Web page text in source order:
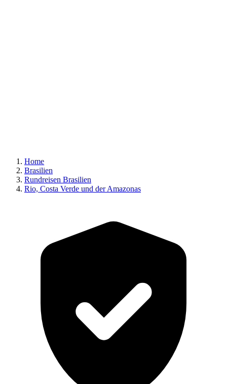
Home
Brasilien
Rundreisen Brasilien
Rio, Costa Verde und der Amazonas